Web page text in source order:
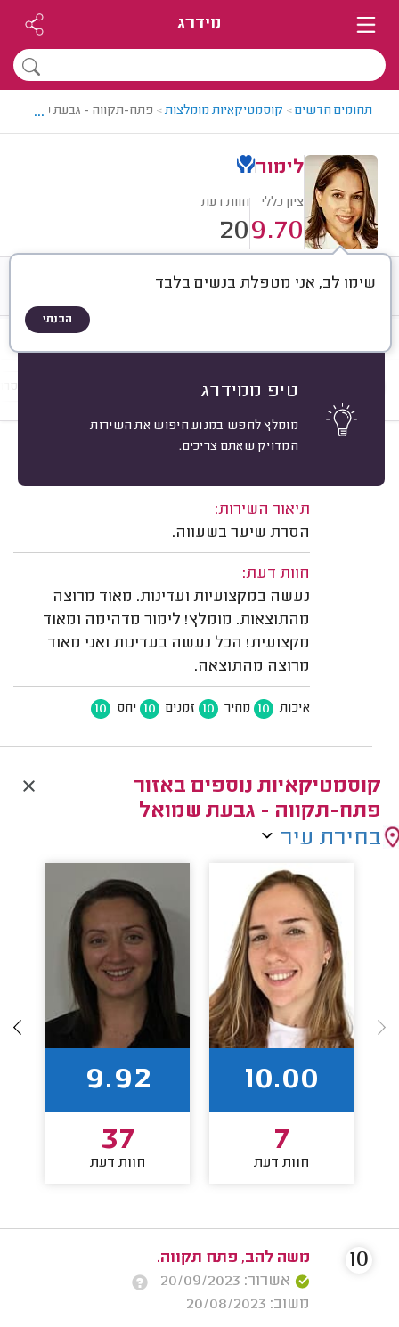
מידרג
תחומים חדשים> קוסמטיקאיות מומלצות> פתח-תקווה - גבעת שמואל >
...
לימור
ציון כללי
9.70
חוות דעת
20
שימו לב, אני מטפלת בנשים בלבד
הבנתי
טיפ ממידרג
מומלץ לחפש במנוע חיפוש את השירות
המדויק שאתם צריכים.
חוות דעת ממוצע
טיפולי פנים
שיר סטון, פתח תקווה.
תיאור השירות:
הסרת שיער בשעווה.
חוות דעת:
נעשה במקצועיות ועדינות. מאוד מרוצה
מהתוצאות. מומלץ! לימור מדהימה ומאוד
מקצועית! הכל נעשה בעדינות ואני מאוד
מרוצה מהתוצאה.
איכות 10 מחיר 10 זמנים 10 יחס 10
קוסמטיקאיות נוספים באזור
פתח-תקווה - גבעת שמואל
בחירת עיר
10.00
7
חוות דעת
9.92
37
חוות דעת
משה להב, פתח תקווה.
אשרור: 20/09/2023
משוב: 20/08/2023
10